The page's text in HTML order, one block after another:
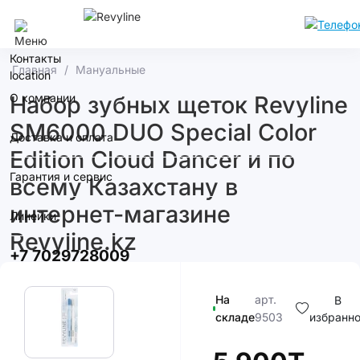
Контакты
О компании
Доставка и оплата
Гарантия и сервис
Линейки
+7 7029728009
Главная Мануальные
Набор зубных щеток Revyline
SM6000 DUO Special Color
Edition Cloud Dancer и по
всему Казахстану в
интернет-магазине
Revyline.kz
На
складе
арт.
9503
В